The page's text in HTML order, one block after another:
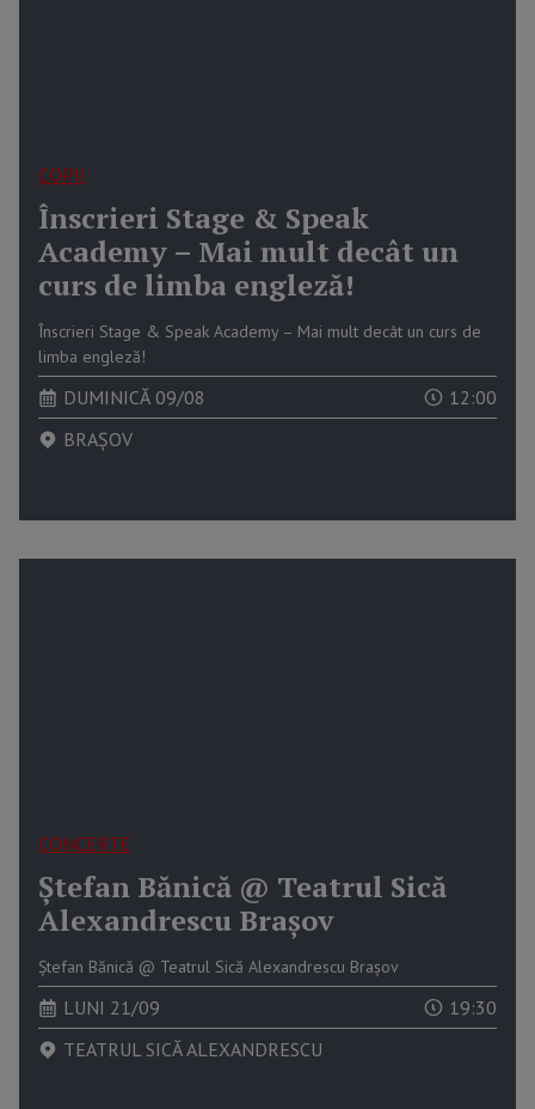
COPII
Înscrieri Stage & Speak
Academy – Mai mult decât un
curs de limba engleză!
Înscrieri Stage & Speak Academy – Mai mult decât un curs de
limba engleză!
DUMINICĂ 09/08
12:00
BRAȘOV
CONCERTE
Ștefan Bănică @ Teatrul Sică
Alexandrescu Brașov
Ștefan Bănică @ Teatrul Sică Alexandrescu Brașov
LUNI 21/09
19:30
TEATRUL SICĂ ALEXANDRESCU